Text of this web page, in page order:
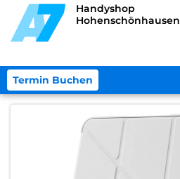
Handyshop
Hohenschönhausen
Termin Buchen